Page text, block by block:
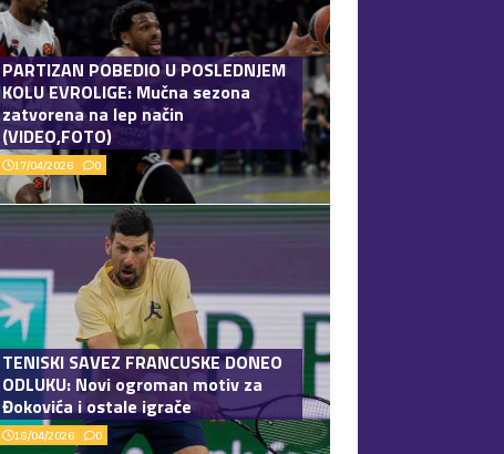
PARTIZAN POBEDIO U POSLEDNJEM
KOLU EVROLIGE: Mučna sezona
zatvorena na lep način
(VIDEO,FOTO)
17/04/2026 0
TENISKI SAVEZ FRANCUSKE DONEO
ODLUKU: Novi ogroman motiv za
Đokovića i ostale igrače
16/04/2026 0